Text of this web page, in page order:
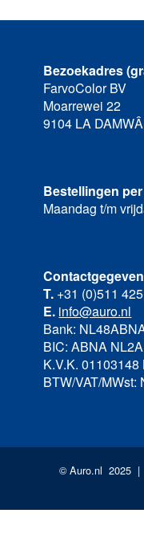
Bezoekadres
FarvoColor BV
Moarrewei 22
9104 LA
Bestellingen
Maandag t/m
T. +31 (0)511
E. info@auro.nl
Bank:
BIC: ABNA NL2A
K.V.K.
BTW/VAT/MWst:
© Auro.nl 2025 |